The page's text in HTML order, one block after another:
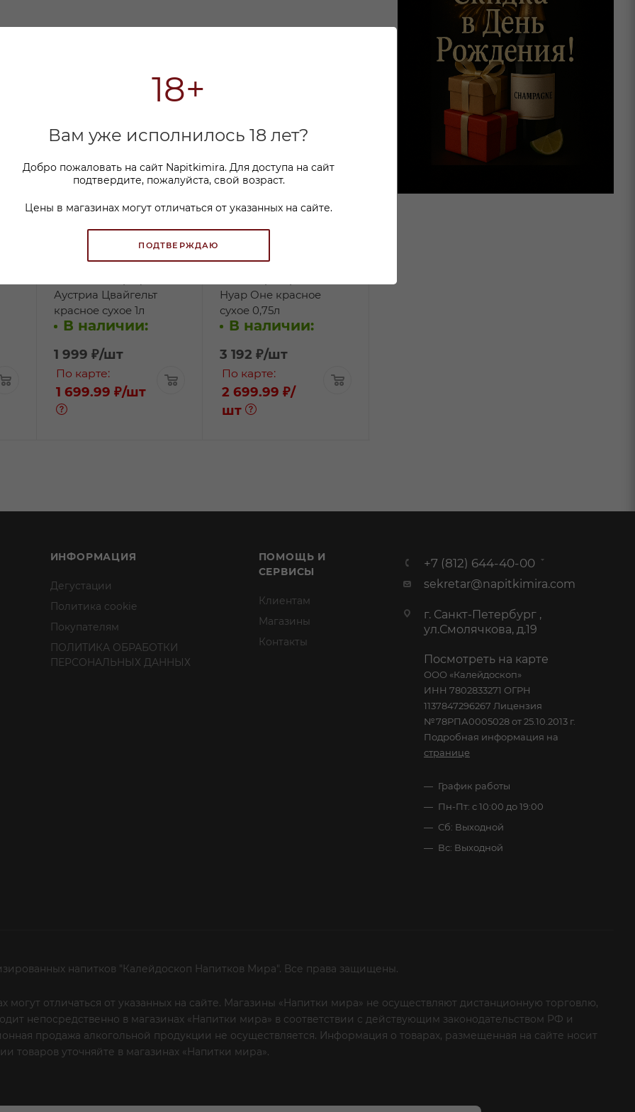
18+
Вам уже исполнилось 18 лет?
Добро пожаловать на сайт Napitkimira. Для доступа на сайт
подтвердите, пожалуйста, свой возраст.
Цены в магазинах могут отличаться от указанных на сайте.
ПОДТВЕРЖДАЮ
Аустриа Цвайгельт
красное сухое 1л
В наличии:
1 999 ₽/шт
По карте:
1 699.99 ₽/шт
Нуар Оне красное
сухое 0,75л
В наличии:
3 192 ₽/шт
По карте:
2 699.99 ₽/
шт
Вино Рид Фабиан
ИНФОРМАЦИЯ
Дегустации
Политика cookie
Покупателям
ПОЛИТИКА ОБРАБОТКИ
ПЕРСОНАЛЬНЫХ ДАННЫХ
ПОМОЩЬ И
СЕРВИСЫ
Клиентам
Магазины
Контакты
+7 (812) 644-40-00
sekretar@napitkimira.com
г. Санкт-Петербург ,
ул.Смолячкова, д.19
Посмотреть на карте
ООО «Калейдоскоп»
ИНН 7802833271 ОГРН
1137847296267 Лицензия
№78РПА0005028 от 25.10.2013 г.
Подробная информация на
странице
График работы
Пн-Пт: с 10:00 до 19:00
Сб: Выходной
Вс: Выходной
напитков "Калейдоскоп Напитков Мира". Все права защищены.
могут отличаться от указанных на сайте. Магазины «Напитки мира» не осуществляют дистанционную торговлю,
непосредственно в магазинах «Напитки мира» в соответствии с действующим законодательством РФ и
продажа алкогольной продукции не осуществляется. Информация о товарах, размещенная на сайте носит
товаров уточняйте в магазинах «Напитки мира».